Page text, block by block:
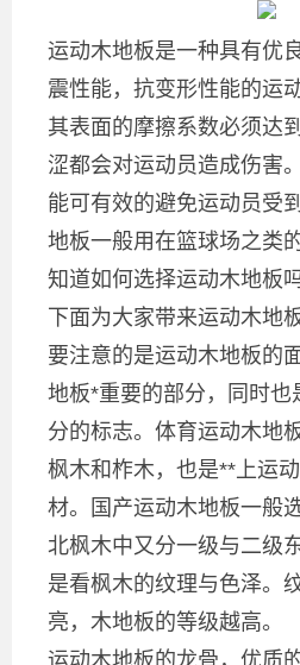
运动木地板是一种具有优
震性能，抗变形性能的运
其表面的摩擦系数必须达
涩都会对运动员造成伤害
能可有效的避免运动员受
地板一般用在篮球场之类
知道如何选择运动木地板吗
下面为大家带来运动木地
要注意的是运动木地板的
地板*重要的部分，同时也
分的标志。体育运动木地
枫木和柞木，也是**上运
材。国产运动木地板一般
北枫木中又分一级与二级
是看枫木的纹理与色泽。
亮，木地板的等级越高。
运动木地板的龙骨，优质